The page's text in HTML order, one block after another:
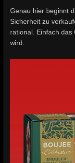
Genau hier beginnt
Sicherheit zu
rational. Einfach das
wird.